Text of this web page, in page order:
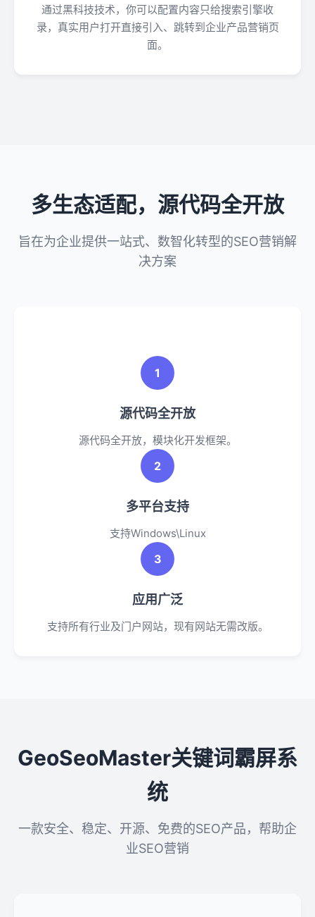
通过黑科技技术，你可以配置内容只给搜索引擎收
录，真实用户打开直接引入、跳转到企业产品营销页
面。
多生态适配，源代码全开放
旨在为企业提供一站式、数智化转型的SEO营销解
决方案
1
源代码全开放
源代码全开放，模块化开发框架。
2
多平台支持
支持Windows\Linux
3
应用广泛
支持所有行业及门户网站，现有网站无需改版。
GeoSeoMaster关键词霸屏系
统
一款安全、稳定、开源、免费的SEO产品，帮助企
业SEO营销